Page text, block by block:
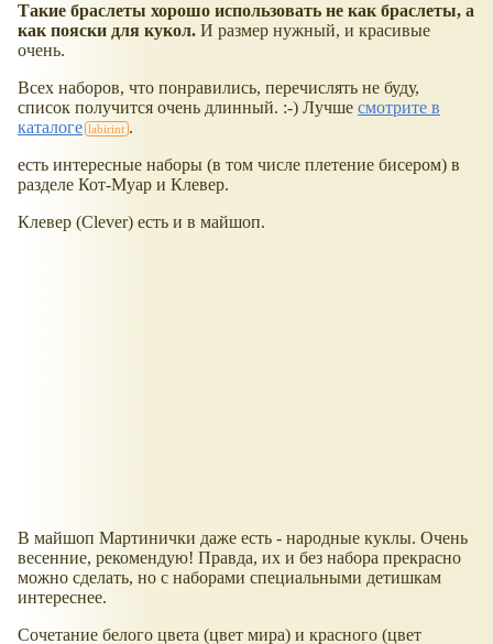
Такие браслеты хорошо использовать не как браслеты, а
как пояски для кукол. И размер нужный, и красивые
очень.
Всех наборов, что понравились, перечислять не буду,
список получится очень длинный. :-) Лучше смотрите в
каталоге
.
есть интересные наборы (в том числе плетение бисером) в
разделе Кот-Муар и Клевер.
Клевер (Clever) есть и в майшоп.
В майшоп Мартинички даже есть - народные куклы. Очень
весенние, рекомендую! Правда, их и без набора прекрасно
можно сделать, но с наборами специальными детишкам
интереснее.
Сочетание белого цвета (цвет мира) и красного (цвет